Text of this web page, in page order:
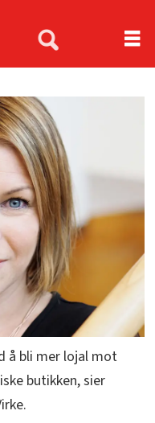
å bli mer lojal mot
butikken, sier